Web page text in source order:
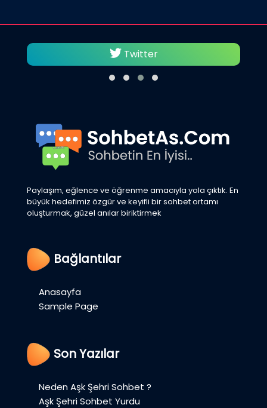
Twitter
Paylaşım, eğlence ve öğrenme amacıyla yola çıktık. En
büyük hedefimiz özgür ve keyifli bir sohbet ortamı
oluşturmak, güzel anılar biriktirmek
Bağlantılar
Anasayfa
Sample Page
Son Yazılar
Neden Aşk Şehri Sohbet ?
Aşk Şehri Sohbet Yurdu